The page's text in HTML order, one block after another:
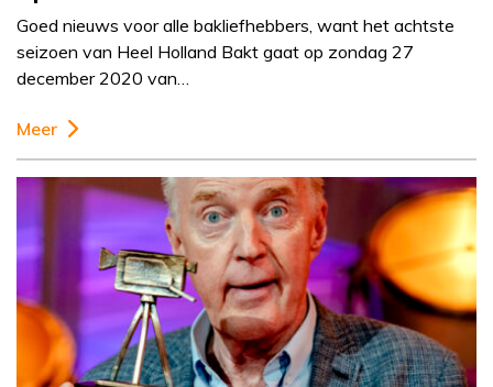
Goed nieuws voor alle bakliefhebbers, want het achtste
seizoen van Heel Holland Bakt gaat op zondag 27
december 2020 van…
Meer